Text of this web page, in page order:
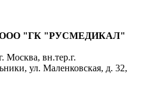
"ГК "РУСМЕДИКАЛ"
Москва, вн.тер.г.
ул. Маленковская, д. 32,